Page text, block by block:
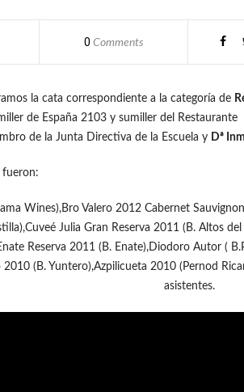
0 Comments
la cata correspondiente a la categoría de
de España 2103 y sumiller del
de la Junta Directiva de la Escuela y Dª
fueron:
Wines),Bro Valero 2012 Cabernet
Julia Gran Reserva 2011 (B. Altos
Reserva 2011 (B. Enate),Diodoro Autor (
2010 (B. Yuntero),Azpilicueta 2010 (Pernod
asistentes.